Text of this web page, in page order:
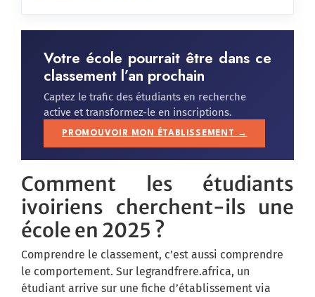
Votre école pourrait être dans ce
classement l’an prochain
Captez le trafic des étudiants en recherche
active et transformez-le en inscriptions.
PROMOUVOIR MON ÉTABLISSEMENT →
Comment les étudiants
ivoiriens cherchent-ils une
école en 2025 ?
Comprendre le classement, c’est aussi comprendre
le comportement. Sur legrandfrere.africa, un
étudiant arrive sur une fiche d’établissement via